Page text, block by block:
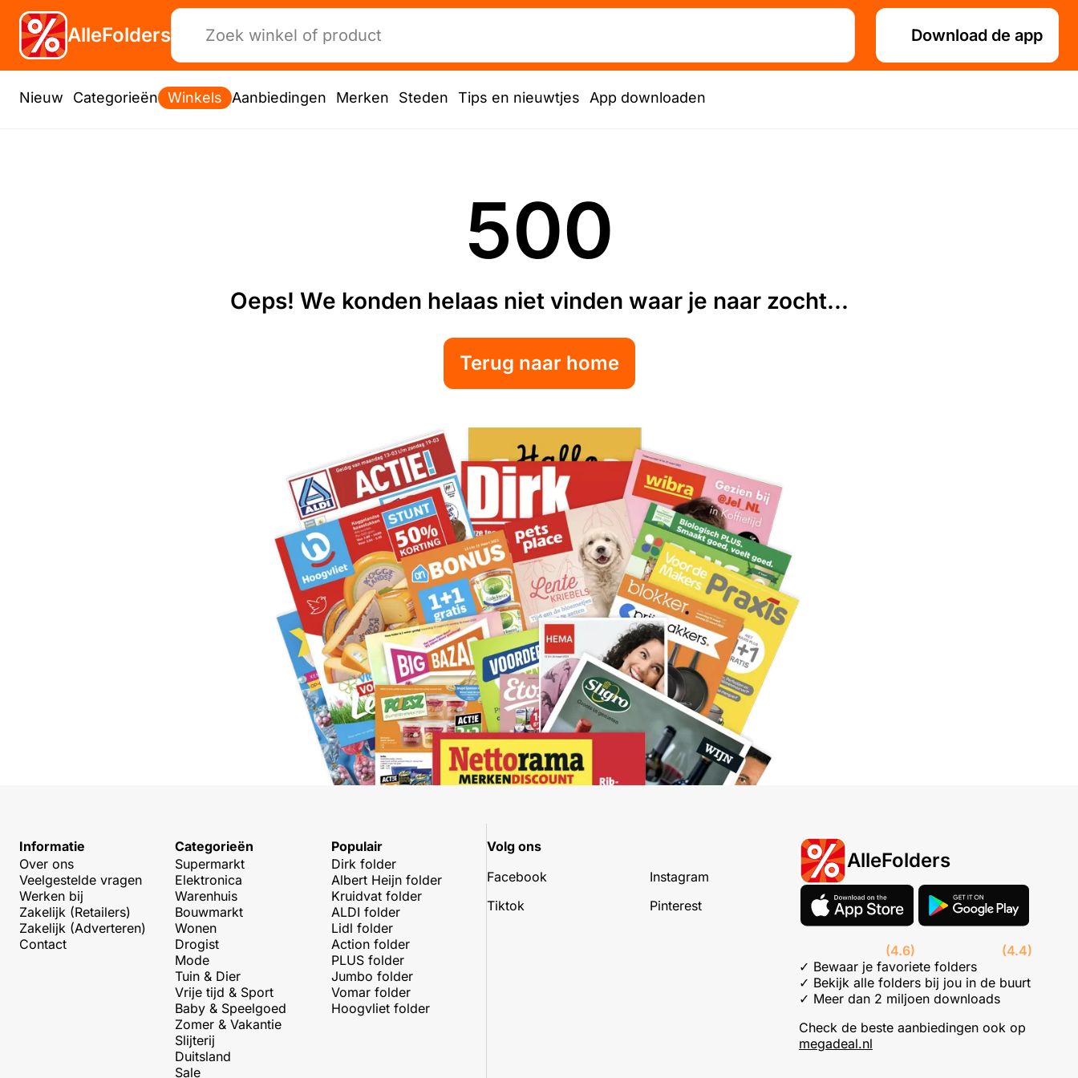
AlleFolders Download de app
Nieuw Categorieën Winkels Aanbiedingen Merken Steden Tips en nieuwtjes App downloaden
500
Oeps! We konden helaas niet vinden waar je naar zocht...
Terug naar home
Informatie
Over ons
Veelgestelde vragen
Werken bij
Zakelijk (Retailers)
Zakelijk (Adverteren)
Contact
Categorieën
Supermarkt
Elektronica
Warenhuis
Bouwmarkt
Wonen
Drogist
Mode
Tuin & Dier
Vrije tijd & Sport
Baby & Speelgoed
Zomer & Vakantie
Slijterij
Duitsland
Sale
Populair
Dirk folder
Albert Heijn folder
Kruidvat folder
ALDI folder
Lidl folder
Action folder
PLUS folder
Jumbo folder
Vomar folder
Hoogvliet folder
Volg ons
Facebook
Instagram
Tiktok
Pinterest
AlleFolders
(4.6)
(4.4)
✓ Bewaar je favoriete folders
✓ Bekijk alle folders bij jou in de buurt
✓ Meer dan 2 miljoen downloads
Check de beste aanbiedingen ook op
megadeal.nl